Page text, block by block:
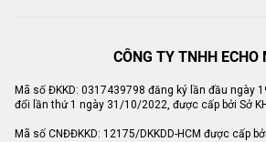
CÔNG TY TNHH ECHO
Mã số ĐKKD: 0317439798 đăng ký lần đầu ngày
đổi lần thứ 1 ngày 31/10/2022, được cấp bởi Sở
Mã số CNĐĐKKD: 12175/DKKDD-HCM được cấp bởi